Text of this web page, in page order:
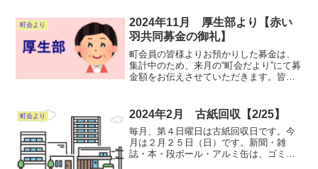
行しております。
町会より
2024年11月 厚生部より【赤い
羽共同募金の御礼】
町会員の皆様よりお預かりした募金は、
集計中のため、来月の“町会だより”にて募
金額をお伝えさせていただきます。皆様
町会より 2024年2月 古紙回収【2/25】
毎月、第４日曜日は古紙回収日です。今
月は２月２５日（日）です。新聞・雑
誌・本・段ボール・アルミ缶は、ゴミス